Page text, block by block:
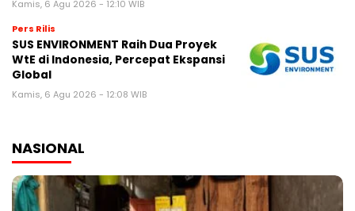
Kamis, 6 Agu 2026 - 12:10 WIB
Pers Rilis
SUS ENVIRONMENT Raih Dua Proyek
WtE di Indonesia, Percepat Ekspansi
Global
Kamis, 6 Agu 2026 - 12:08 WIB
NASIONAL